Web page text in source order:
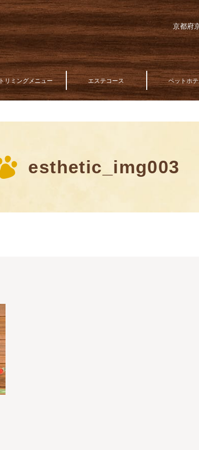
京都府
トリミングメニュー エステコース ペットホ
esthetic_img003